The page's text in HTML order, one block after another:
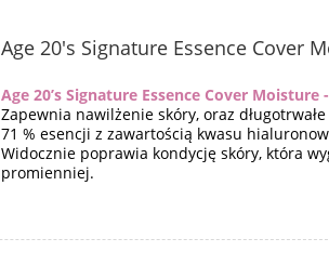
Age 20's Signature Essence Cover
Age 20’s Signature Essence Cover Moisture -
Zapewnia nawilżenie skóry, oraz
71 % esencji z zawartością kwasu
Widocznie poprawia kondycję skóry, która
promienniej.